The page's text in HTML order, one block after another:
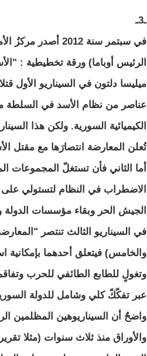
ـ3ـ
في سبتمر سنة
الرئيس أوباما) ورقة تخطيطية :
ميليسا دلتون في السيناريو الأول
عناصر من نظام الأسد في السلطة
الكيميائية السورية. ولكن هذا
تُعلن المعارضة انتصارَها مع مقتل
أما الثاني فأن تستغلّ
الاضطراب في النظام لتستولي على
الجيش الحر وبقاء مؤسسات الدولة
في السيناريو الثالث تنتصر
والخامس) فيتعلق أحدهما
وتغولٍ للطابع الطائفي للحرب
عبر تفكّكّ كلي وشامل للدولة
واضحٌ أن السيناريوهين المظلمين